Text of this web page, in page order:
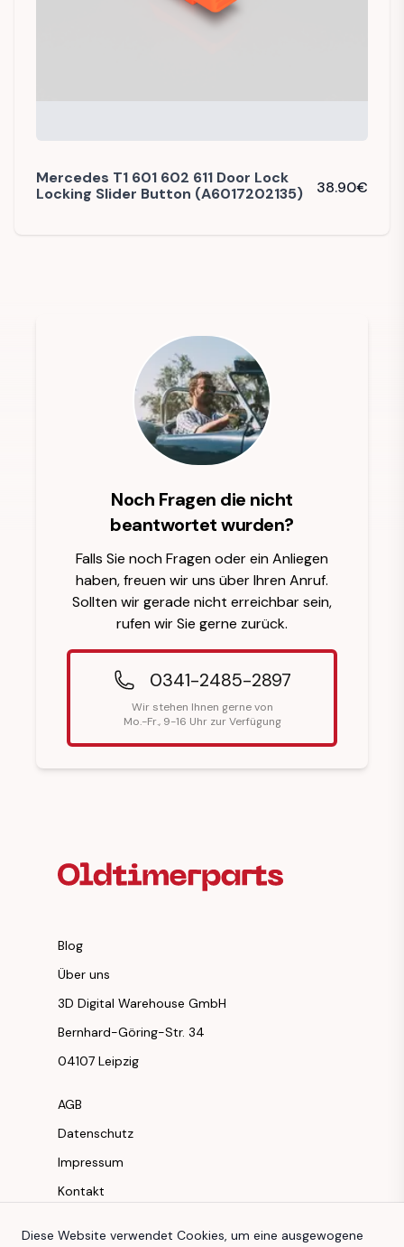
Mercedes T1 601 602 611 Door Lock
Locking Slider Button (A6017202135)
38.90€
Noch Fragen die nicht
beantwortet wurden?
Falls Sie noch Fragen oder ein Anliegen
haben, freuen wir uns über Ihren Anruf.
Sollten wir gerade nicht erreichbar sein,
rufen wir Sie gerne zurück.
0341-2485-2897
Wir stehen Ihnen gerne von
Mo.-Fr., 9-16 Uhr zur Verfügung
Blog
Über uns
3D Digital Warehouse GmbH
Bernhard-Göring-Str. 34
04107 Leipzig
AGB
Datenschutz
Impressum
Kontakt
Instagram
Diese Website verwendet Cookies, um eine ausgewogene